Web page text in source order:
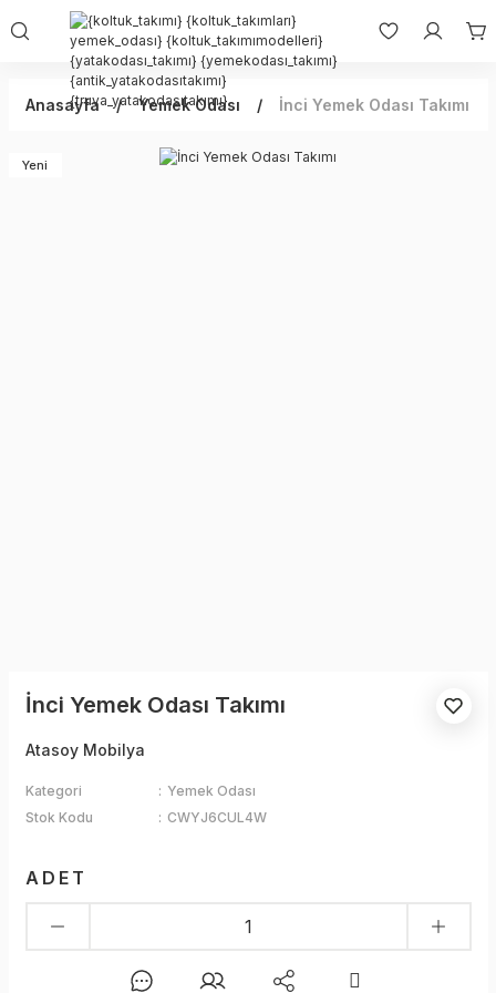
Anasayfa Yemek Odası İnci Yemek Odası Takımı
Yeni
İnci Yemek Odası Takımı
Atasoy Mobilya
Kategori
Yemek Odası
Stok Kodu
CWYJ6CUL4W
ADET